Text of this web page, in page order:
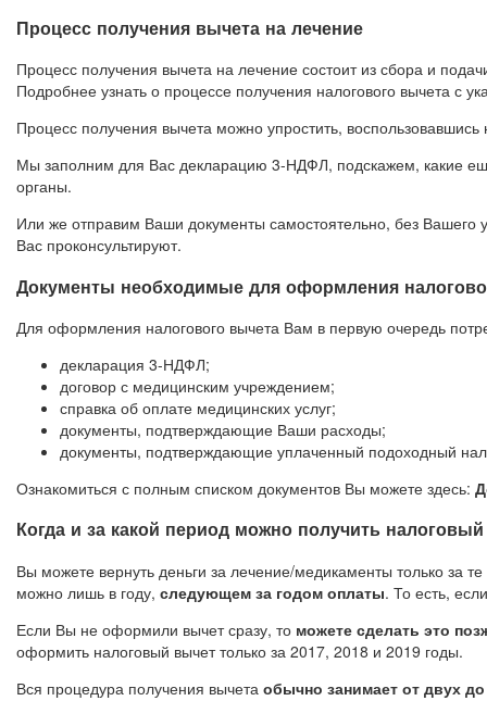
Процесс получения вычета на лечение
Процесс получения вычета на лечение состоит из сбора и
Подробнее узнать о процессе получения налогового вычета с
Процесс получения вычета можно упростить,
Мы заполним для Вас декларацию 3-НДФЛ, подскажем, какие
органы.
Или же отправим Ваши документы самостоятельно, без Вашего
Вас проконсультируют.
Документы необходимые для оформления
Для оформления налогового вычета Вам в первую очередь
декларация 3-НДФЛ;
договор с медицинским учреждением;
справка об оплате медицинских услуг;
документы, подтверждающие Ваши расходы;
документы, подтверждающие уплаченный подоходный
Ознакомиться с полным списком документов Вы можете здесь:
Когда и за какой период можно получить
Вы можете вернуть деньги за лечение/медикаменты только за
можно лишь в году, следующем за годом оплаты. То есть,
Если Вы не оформили вычет сразу, то можете сделать это
оформить налоговый вычет только за 2017, 2018 и 2019 годы.
Вся процедура получения вычета обычно занимает от двух